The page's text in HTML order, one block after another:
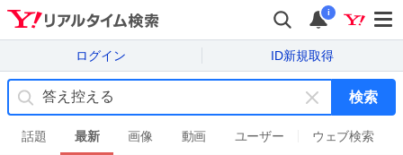
i
ログイン ID新規取得
キ
ー
検索
話題 最新 画像 動画 ユーザー ウェブ検索